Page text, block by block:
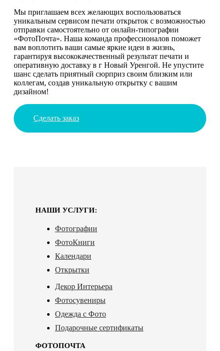
Мы приглашаем всех желающих воспользоваться
уникальным сервисом печати открыток с возможностью
отправки самостоятельно от онлайн-типографии
«ФотоПочта». Наша команда профессионалов поможет
вам воплотить ваши самые яркие идеи в жизнь,
гарантируя высококачественный результат печати и
оперативную доставку в г Новый Уренгой. Не упустите
шанс сделать приятный сюрприз своим близким или
коллегам, создав уникальную открытку с вашим
дизайном!
Сделать заказ
НАШИ УСЛУГИ:
Фотографии
ФотоКниги
Календари
Открытки
Декор Интерьера
Фотосувениры
Одежда с Фото
Подарочные сертификаты
ФОТОПОЧТА